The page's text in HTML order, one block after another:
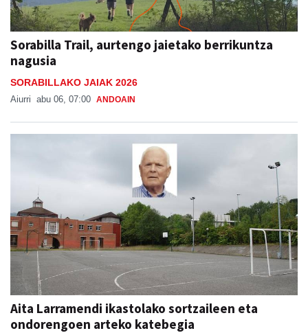
Sorabilla Trail, aurtengo jaietako berrikuntza
nagusia
SORABILLAKO JAIAK 2026
Aiurri abu 06, 07:00 ANDOAIN
Aita Larramendi ikastolako sortzaileen eta
ondorengoen arteko katebegia